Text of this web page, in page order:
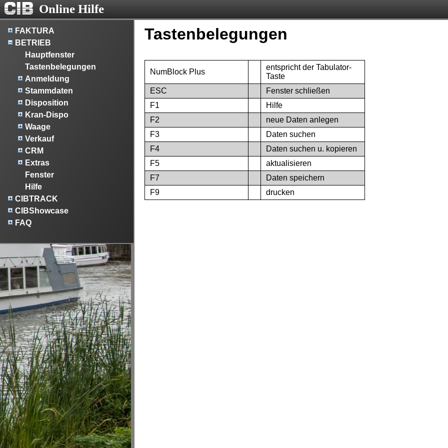
Online Hilfe
FAKTURA
BETRIEB
Hauptfenster
Tastenbelegungen
Anmeldung
Stammdaten
Disposition
Kran-Dispo
Waage
Verkauf
CRM
Extras
Fenster
Hilfe
CIBTRACK
CIBShowcase
FAQ
Tastenbelegungen
NumBlock Plus
entspricht der Tabulator-
Taste
ESC
Fenster schließen
F1
Hilfe
F2
neue Daten anlegen
F3
Daten suchen
F4
Daten suchen u. kopieren
F5
aktualisieren
F7
Daten speichern
F9
drucken